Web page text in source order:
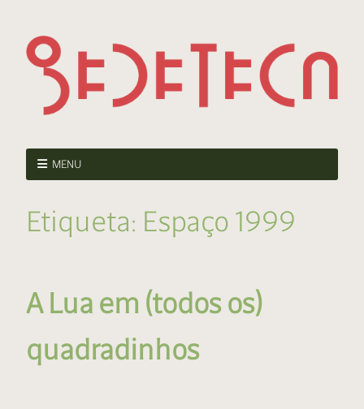
MENU
Etiqueta: Espaço 1999
A Lua em (todos os)
quadradinhos